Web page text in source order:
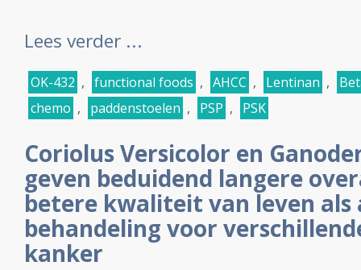
Lees verder ...
OK-432 , functional foods , AHCC , Lentinan ,
chemo , paddenstoelen , PSP , PSK
Coriolus Versicolor en
geven beduidend langere
betere kwaliteit van leven als
behandeling voor
kanker